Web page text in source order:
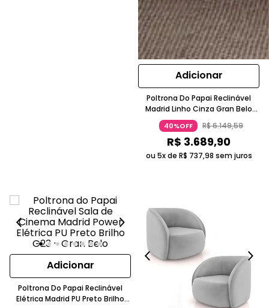
Adicionar
Poltrona Do Papai Reclinável
Madrid Linho Cinza Gran Belo
Com Massagem E USB
40%OFF R$6.149,59
R$ 3.689,90
ou 5x de R$ 737,98 sem juros
Adicionar
Poltrona Do Papai Reclinável
Elétrica Madrid PU Preto Brilho